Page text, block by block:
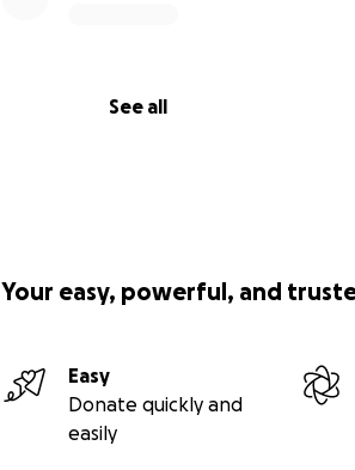
See all
Your easy, powerful, and
Easy
Donate quickly and
easily